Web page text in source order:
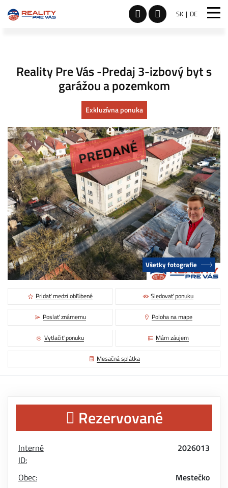
SK DE
Reality Pre Vás -Predaj 3-izbový byt s
garážou a pozemkom
Exkluzívna ponuka
Všetky fotografie
Pridať medzi obľúbené Sledovať ponuku
Poslať známemu Poloha na mape
Vytlačiť ponuku Mám záujem
Mesačná splátka
Rezervované
Interné
ID:
2026013
Obec:
Mestečko